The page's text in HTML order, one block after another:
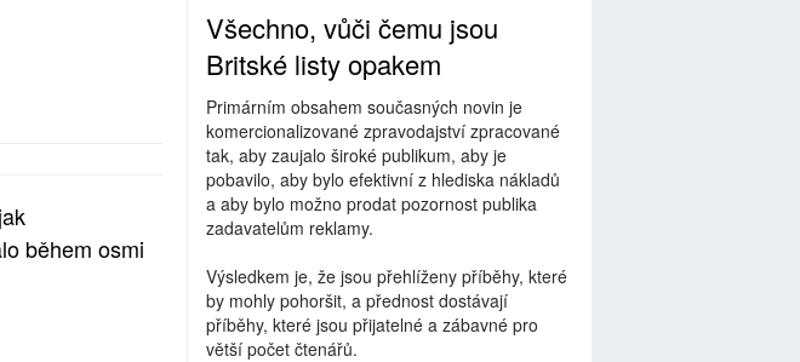
během osmi
Všechno, vůči čemu jsou
Britské listy opakem
Primárním obsahem současných novin je
komercionalizované zpravodajství zpracované
tak, aby zaujalo široké publikum, aby je
pobavilo, aby bylo efektivní z hlediska nákladů
a aby bylo možno prodat pozornost publika
zadavatelům reklamy.
Výsledkem je, že jsou přehlíženy příběhy, které
by mohly pohoršit, a přednost dostávají
příběhy, které jsou přijatelné a zábavné pro
větší počet čtenářů.